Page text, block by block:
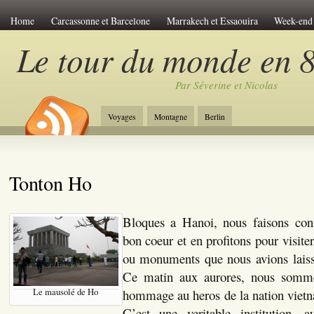
Home Carcassonne et Barcelone Marrakech et Essaouira
Week-
Venise Romantique
Week-end à Amsterdam Chine et Tibet
Découverte du Japon Le tour de Sicile
Jordanie et Désert
Week-end à Riga Week-end à Bratislava
New-York Stories
Le tour du monde en
Par Séverine et Nicolas
Voyages Montagne Berlin
Tonton Ho
Le mausolé de Ho
Bloques a Hanoi, nous faisons
bon coeur et en profitons pour
ou monuments que nous avions
Ce matin aux aurores, nous
hommage au heros de la nation